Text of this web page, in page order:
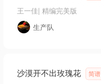
王一佳| 精编完美版
生产队
沙漠开不出玫瑰花 简谱